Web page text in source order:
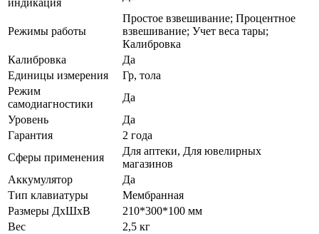
Режимы работы
Простое взвешивание; Процентное
взвешивание; Учет веса тары;
Калибровка
Калибровка
Да
Единицы измерения
Гр, тола
Режим
самодиагностики
Да
Уровень
Да
Гарантия
2 года
Сферы применения
Для аптеки, Для ювелирных
магазинов
Аккумулятор
Да
Тип клавиатуры
Мембранная
Размеры ДхШхВ
210*300*100 мм
Вес
2,5 кг